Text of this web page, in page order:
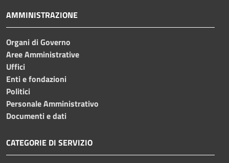
AMMINISTRAZIONE
Organi di Governo
Aree Amministrative
Uffici
Enti e fondazioni
Politici
Personale Amministrativo
Documenti e dati
CATEGORIE DI SERVIZIO